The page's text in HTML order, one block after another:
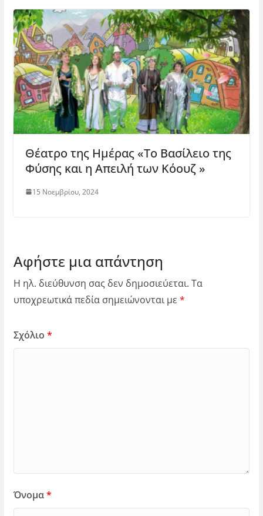
Θέατρο της Ημέρας «Το Βασίλειο της
Φύσης και η Απειλή των Κόουζ »
15 Νοεμβρίου, 2024
Αφήστε μια απάντηση
Η ηλ. διεύθυνση σας δεν δημοσιεύεται. Τα
υποχρεωτικά πεδία σημειώνονται με *
Σχόλιο *
Όνομα*